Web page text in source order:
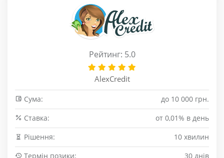
Рейтинг: 5.0
AlexCredit
Сума:
до 10 000 грн.
Cтавка:
от 0,01% в день
Рішення:
10 хвилин
Термін позики:
30 днів